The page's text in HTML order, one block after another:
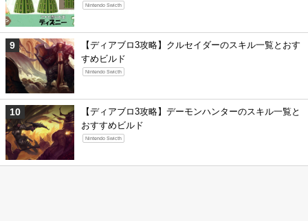
Nintendo Swicth
【ディアブロ3攻略】クルセイダーのスキル一覧とおす
すめビルド
Nintendo Swicth
【ディアブロ3攻略】デーモンハンターのスキル一覧と
おすすめビルド
Nintendo Swicth